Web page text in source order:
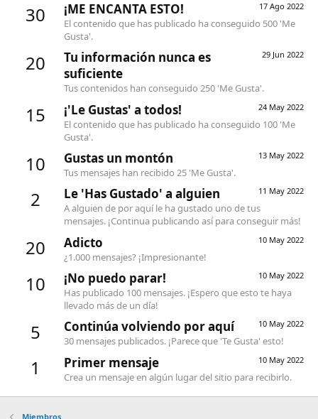
30 17 Ago 2022
¡ME ENCANTA ESTO!
El contenido que has publicado ha conseguido 500 'Me
Gusta'.
20 29 Jun 2022
Tu información nunca es
suficiente
Tus contenidos han conseguido 250 'Me Gusta'.
15 24 May 2022
¡'Le Gustas' a todos!
El contenido que has publicado ha conseguido 100 'Me
Gusta'.
10 13 May 2022
Gustas un montón
Tus mensajes han recibido 25 'Me Gusta'.
2 11 May 2022
Le 'Has Gustado' a alguien
A alguien de por aquí le ha gustado uno de tus
mensajes. ¡Continua publicando así para conseguir más!
20 10 May 2022
Adicto
¿1.000 mensajes? ¡Impresionante!
10 10 May 2022
¡No puedo parar!
Has publicado 100 mensajes. ¡Espero que esto te haya
llevado más de un día!
5 10 May 2022
Continúa volviendo por aquí
30 mensajes publicados. ¡Parece que 'Te Gusta' esto!
1 10 May 2022
Primer mensaje
Crea un mensaje en algún lugar del sitio para recibirlo.
Miembros